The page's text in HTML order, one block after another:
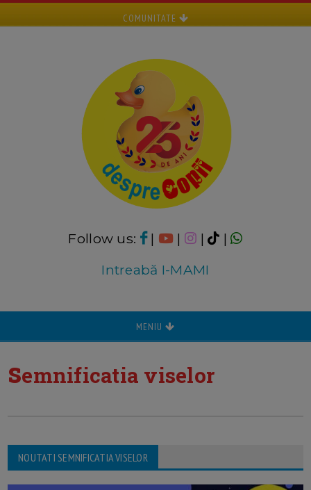
COMUNITATE
Follow us: | | |
|
Intreabă I-MAMI
MENIU
semnificatia viselor
NOUTATI SEMNIFICATIA VISELOR